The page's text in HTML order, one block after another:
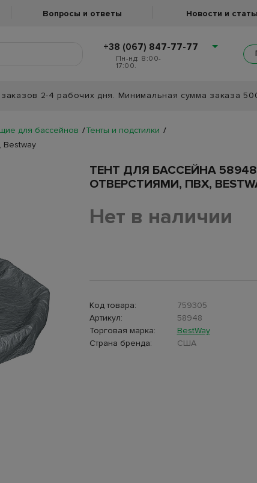
Вопросы и ответы Новости и
+38 (067) 847-77-77
Пн-нд: 8:00-
17:00.
2-4 рабочих дня. Минимальная сумма заказа
для бассейнов
Тенты и подстилки
Bestway
ТЕНТ ДЛЯ БАССЕЙНА
ОТВЕРСТИЯМИ, ПВХ,
Нет в наличии
Код товара:
759305
Артикул:
58948
Торговая марка:
BestWay
Страна бренда:
США